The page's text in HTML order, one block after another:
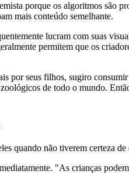
porque os algoritmos são
mais conteúdo semelhante.
lucram com suas
permitem que os
por seus filhos, sugiro
de todo o mundo.
quando não tiverem certeza
"As crianças